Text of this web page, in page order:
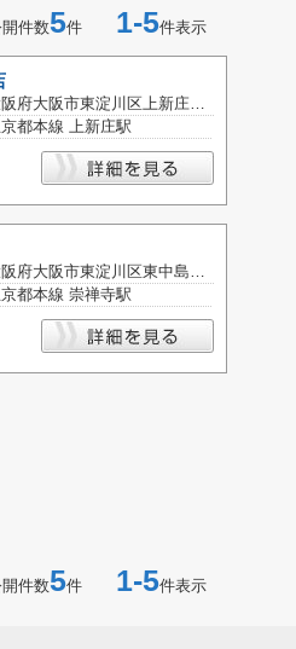
件数5件 1-5件表示
大阪府大阪市東淀川区上新庄１丁目
都本線 上新庄駅
大阪府大阪市東淀川区東中島６丁目
都本線 崇禅寺駅
件数5件 1-5件表示